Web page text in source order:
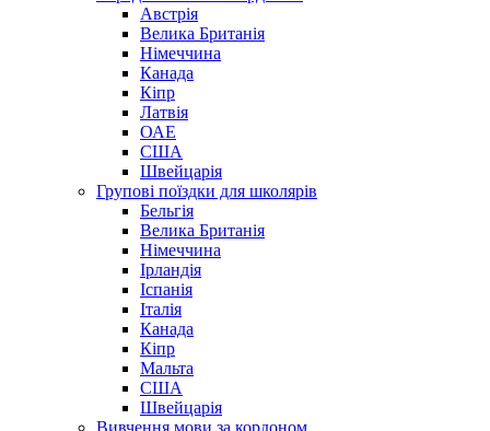
Австрія
Велика Британія
Німеччина
Канада
Кіпр
Латвія
ОАЕ
США
Швейцарія
Групові поїздки для школярів
Бельгія
Велика Британія
Німеччина
Ірландія
Іспанія
Італія
Канада
Кіпр
Мальта
США
Швейцарія
Вивчення мови за кордоном